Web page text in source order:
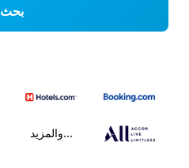
بحث
...والمزيد